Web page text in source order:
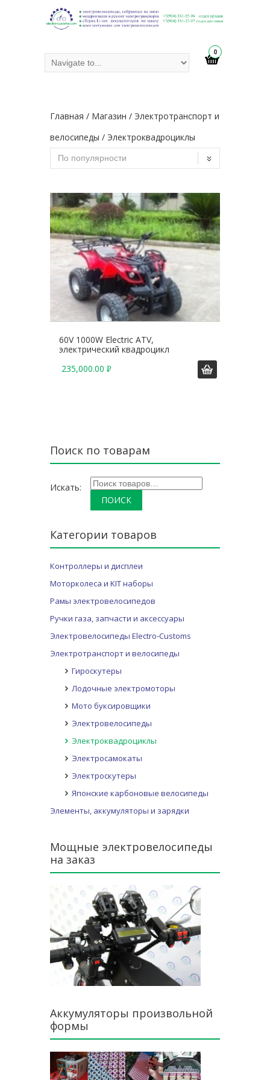
0
Главная / Магазин / Электротранспорт и
велосипеды / Электроквадроциклы
60V 1000W Electric ATV,
электрический квадроцикл
235,000.00 Р
Поиск по товарам
Искать:
Категории товаров
Контроллеры и дисплеи
Моторколеса и KIT наборы
Рамы электровелосипедов
Ручки газа, запчасти и аксессуары
Электровелосипеды Electro-Customs
Электротранспорт и велосипеды
Гироскутеры
Лодочные электромоторы
Мото буксировщики
Электровелосипеды
Электроквадроциклы
Электросамокаты
Электроскутеры
Японские карбоновые велосипеды
Элементы, аккумуляторы и зарядки
Мощные электровелосипеды
на заказ
Аккумуляторы произвольной
формы